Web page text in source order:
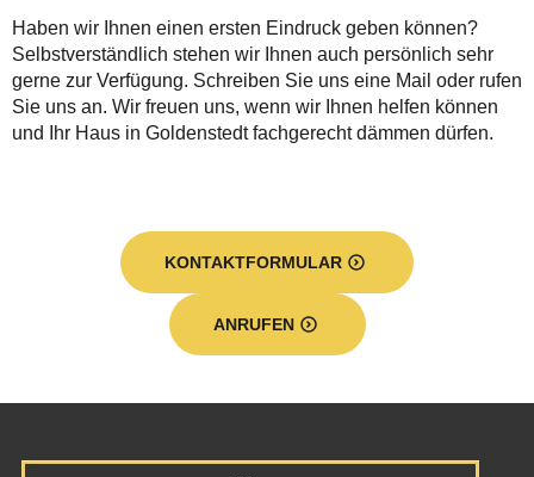
Haben wir Ihnen einen ersten Eindruck geben können?
Selbstverständlich stehen wir Ihnen auch persönlich sehr
gerne zur Verfügung. Schreiben Sie uns eine Mail oder rufen
Sie uns an. Wir freuen uns, wenn wir Ihnen helfen können
und Ihr Haus in Goldenstedt fachgerecht dämmen dürfen.
KONTAKTFORMULAR
ANRUFEN